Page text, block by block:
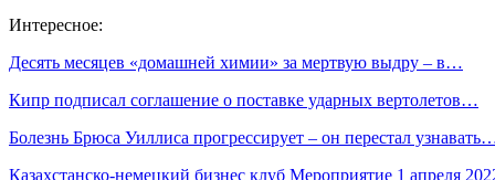
Интересное:
Десять месяцев «домашней химии» за мертвую выдру – в…
Кипр подписал соглашение о поставке ударных вертолетов…
Болезнь Брюса Уиллиса прогрессирует – он перестал
Казахстанско-немецкий бизнес клуб Мероприятие 1 апреля